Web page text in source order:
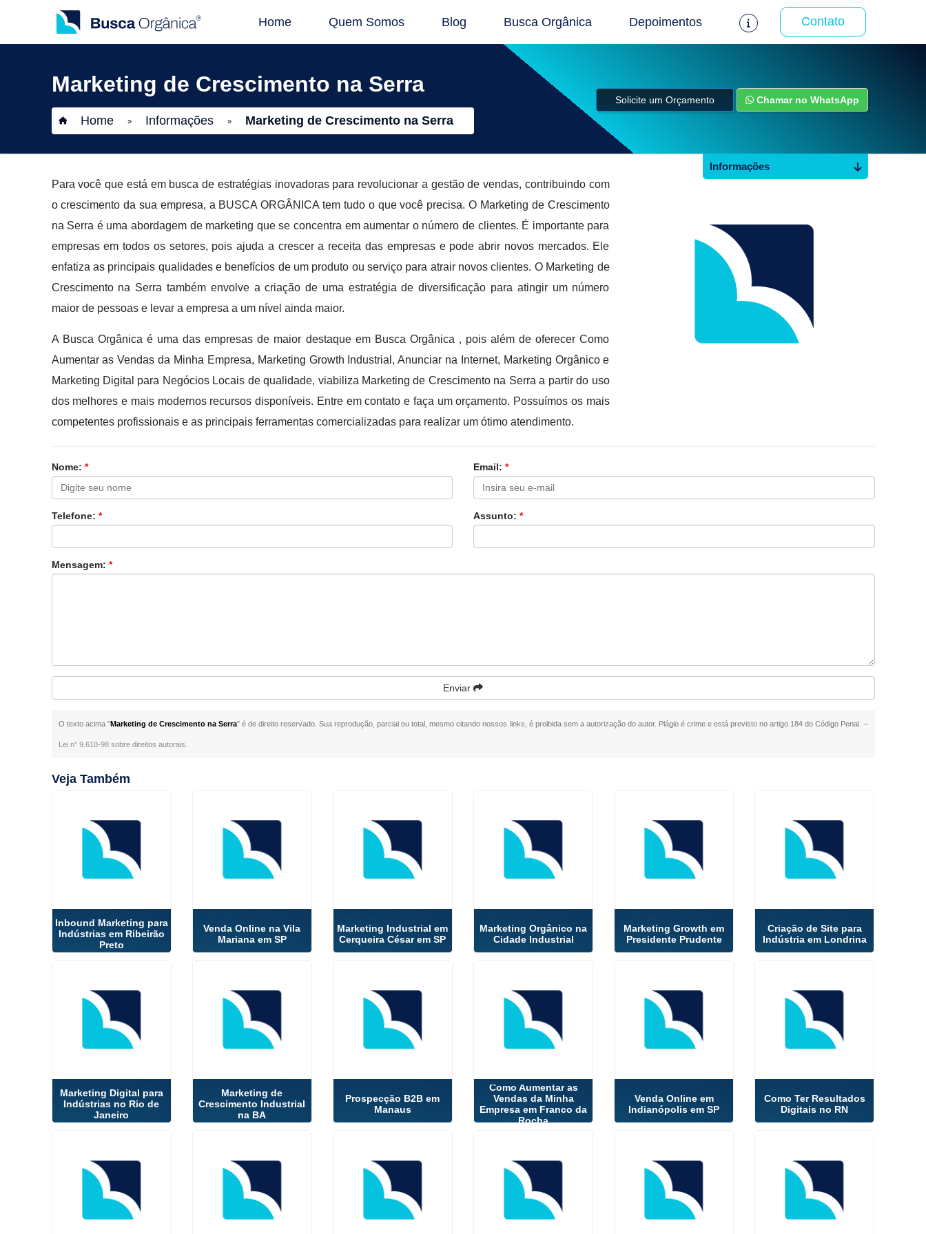
Home Quem Somos Blog Busca Orgânica Depoimentos Contato
Marketing de Crescimento na Serra
Home » Informações » Marketing de Crescimento na Serra
Solicite um Orçamento Chamar no WhatsApp
Para você que está em busca de estratégias inovadoras para revolucionar a gestão de vendas, contribuindo com
o crescimento da sua empresa, a BUSCA ORGÂNICA tem tudo o que você precisa. O Marketing de Crescimento
na Serra é uma abordagem de marketing que se concentra em aumentar o número de clientes. É importante para
empresas em todos os setores, pois ajuda a crescer a receita das empresas e pode abrir novos mercados. Ele
enfatiza as principais qualidades e benefícios de um produto ou serviço para atrair novos clientes. O Marketing de
Crescimento na Serra também envolve a criação de uma estratégia de diversificação para atingir um número
maior de pessoas e levar a empresa a um nível ainda maior.
A Busca Orgânica é uma das empresas de maior destaque em Busca Orgânica , pois além de oferecer Como
Aumentar as Vendas da Minha Empresa, Marketing Growth Industrial, Anunciar na Internet, Marketing Orgânico e
Marketing Digital para Negócios Locais de qualidade, viabiliza Marketing de Crescimento na Serra a partir do uso
dos melhores e mais modernos recursos disponíveis. Entre em contato e faça um orçamento. Possuímos os mais
competentes profissionais e as principais ferramentas comercializadas para realizar um ótimo atendimento.
Nome: * Email: *
Telefone: * Assunto: *
Mensagem: *
Enviar
O texto acima "Marketing de Crescimento na Serra" é de direito reservado. Sua reprodução, parcial ou total, mesmo citando nossos links, é proibida sem a autorização do autor. Plágio é crime e está previsto no artigo 184 do Código Penal. –
Lei n° 9.610-98 sobre direitos autorais
Informações
Veja Também
Inbound Marketing para
Indústrias em Ribeirão
Preto
Venda Online na Vila
Mariana em SP
Marketing Industrial em
Cerqueira César em SP
Marketing Orgânico na
Cidade Industrial
Marketing Growth em
Presidente Prudente
Criação de Site para
Indústria em Londrina
Marketing Digital para
Indústrias no Rio de
Janeiro
Marketing de
Crescimento Industrial
na BA
Prospecção B2B em
Manaus
Como Aumentar as
Vendas da Minha
Empresa em Franco da
Rocha
Venda Online em
Indianópolis em SP
Como Ter Resultados
Digitais no RN